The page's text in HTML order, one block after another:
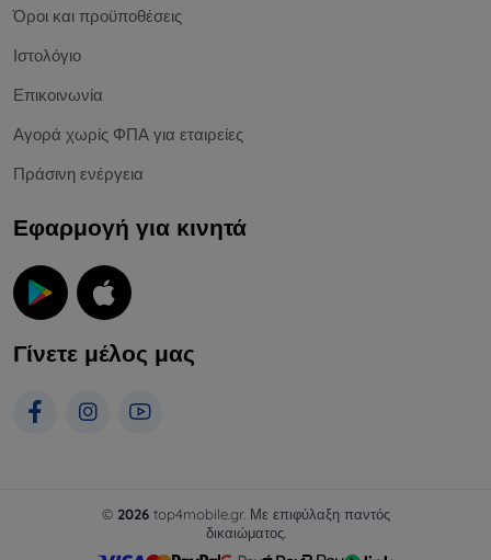
Όροι και προϋποθέσεις
Ιστολόγιο
Επικοινωνία
Αγορά χωρίς ΦΠΑ για εταιρείες
Πράσινη ενέργεια
Εφαρμογή για κινητά
Γίνετε μέλος μας
© 2026top4mobile.gr. Με επιφύλαξη παντός
δικαιώματος.